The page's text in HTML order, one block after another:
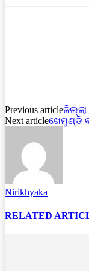
Previous article
Next articleଖେମୁଣ୍ଡି
Nirikhyaka
RELATED